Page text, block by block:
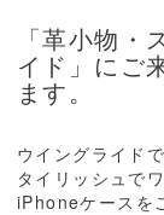
「革小物・
イド」にご
ます。
ウイングライド
タイリッシュで
iPhoneケースを